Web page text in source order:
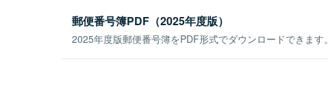
郵便番号簿PDF（2025年度版）
2025年度版郵便番号簿をPDF形式でダウンロードできます。